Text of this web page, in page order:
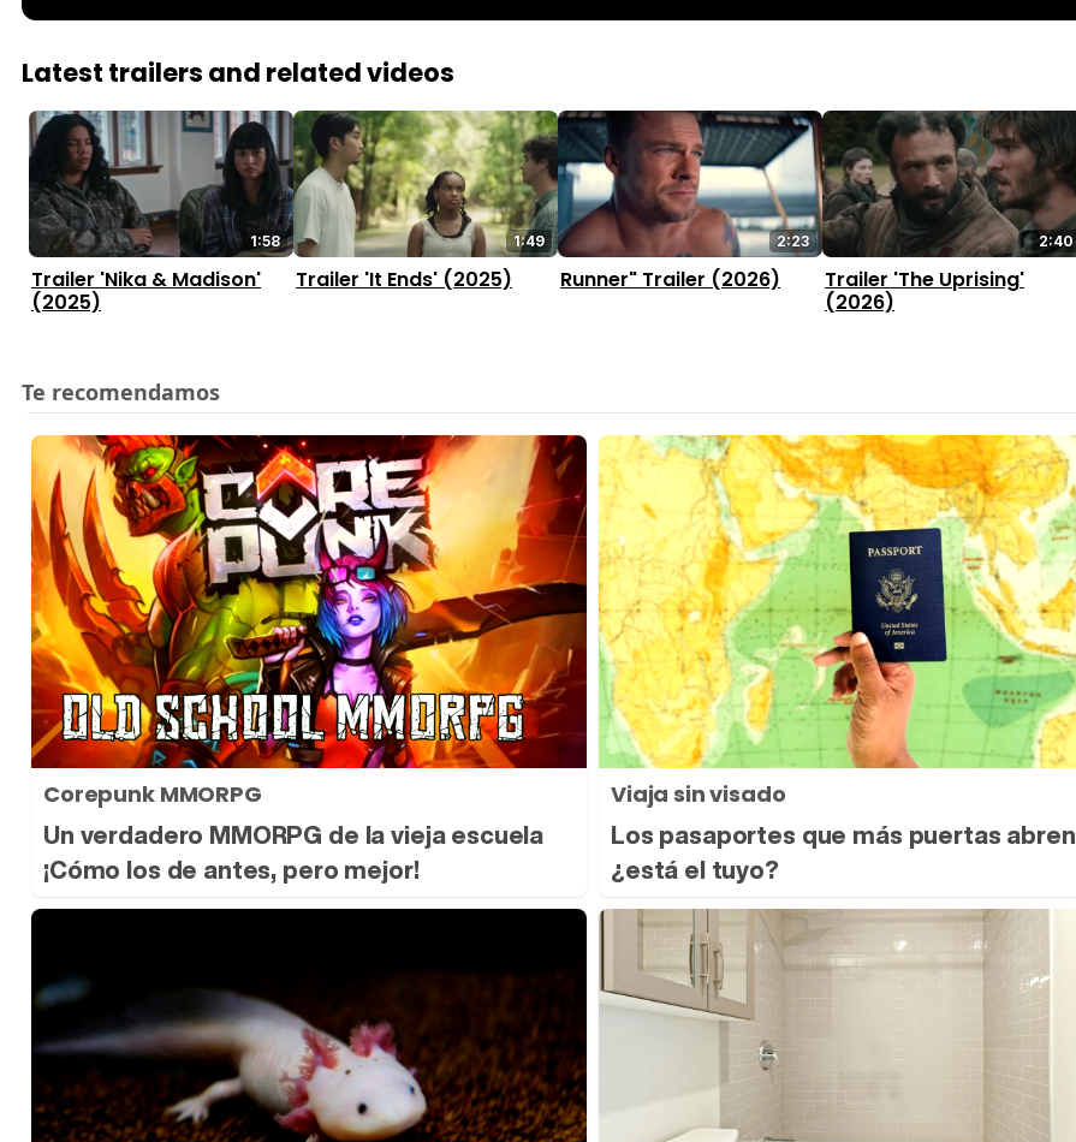
Latest trailers and related videos
1:58
Trailer 'Nika & Madison'
(2025)
1:49
Trailer 'It Ends' (2025)
2:23
Runner" Trailer (2026)
2:40
Trailer 'The Uprising'
(2026)
Corepunk MMORPG
Un verdadero MMORPG de la vieja escuela
¡Cómo los de antes, pero mejor!
Viaja sin visado
Los pasaportes que más puertas abren
¿está el tuyo?